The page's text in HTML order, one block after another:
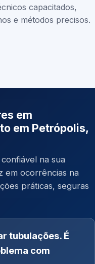
capacitados,
e métodos precisos.
em
em Petrópolis,
na sua
em ocorrências na
práticas, seguras
tubulações. É
com